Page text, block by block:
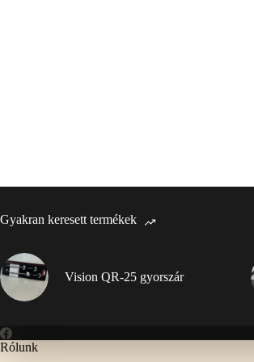
Gyakran keresett termékek
Vision QR-25 gyorszár
Rólunk